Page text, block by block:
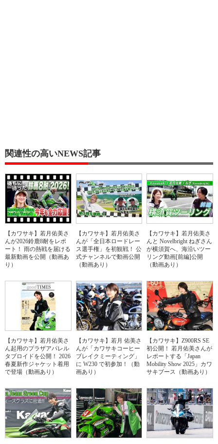
関連性の高いNEWS記事
【カワサキ】若月佑美さ
んが2026鈴鹿8耐をレポ
ート！ 雨の熱戦を届ける
最新動画を公開（動画あ
り）
【カワサキ】若月佑美さ
んが「全日本ロードレー
ス選手権」を初観戦！ 公
式チャンネルで動画公開
（動画あり）
【カワサキ】若月佑美さ
んと Novelbright ねぎさん
が横須賀へ、海沿いツー
リング動画[前編]公開
（動画あり）
【カワサキ】若月佑美さ
ん起用のプラザアパレル
タブロイドを公開！ 2026
春夏新作ジャケット着用
で登場（動画あり）
【カワサキ】若月 佑美さ
んが「カワサキコーヒー
ブレイクミーティング」
に W230 で初参加！（動
画あり）
【カワサキ】Z900RS SE
初公開！ 若月佑美さんが
レポートする「Japan
Mobility Show 2025」カワ
サキブース（動画あり）